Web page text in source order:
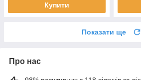
Купити
Показати ще
Про нас